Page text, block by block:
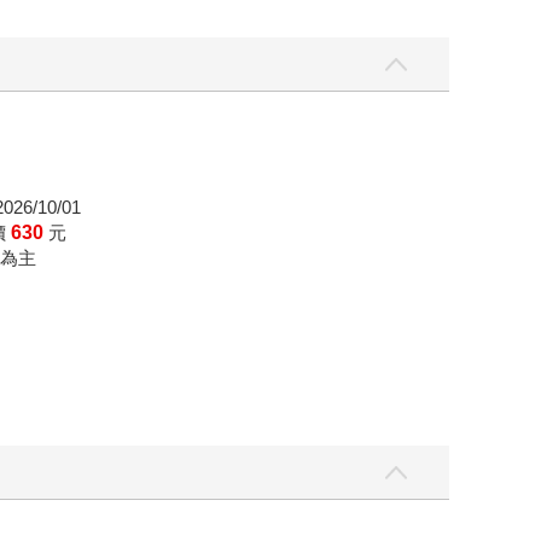
10/01
630 元
主